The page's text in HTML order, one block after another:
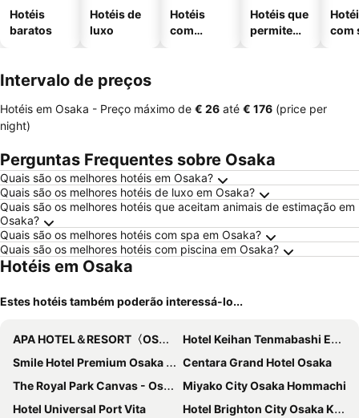
Hotéis
baratos
Hotéis de
luxo
Hotéis
com
Hotéis que
permitem
com
Intervalo de preços
Hotéis em Osaka - Preço máximo de ‎€ 26 até ‎€ 176 (price per
night)
Perguntas Frequentes sobre Osaka
Quais são os melhores hotéis em Osaka?
Quais são os melhores hotéis de luxo em Osaka?
Quais são os melhores hotéis que aceitam animais de estimação em
Osaka?
Quais são os melhores hotéis com spa em Osaka?
Quais são os melhores hotéis com piscina em Osaka?
Hotéis em Osaka
Estes hotéis também poderão interessá-lo...
APA HOTEL＆RESORT〈OSAKA NAMBA EKIMAE TOWER〉
Hotel Keihan Tenmabashi Ekimae
Smile Hotel Premium Osaka Hommachi
Centara Grand Hotel Osaka
The Royal Park Canvas - Osaka Kitahama
Miyako City Osaka Hommachi
Hotel Universal Port Vita
Hotel Brighton City Osaka Kitahama